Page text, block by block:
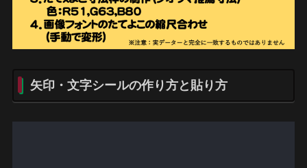
矢印・文字シールの作り方と貼り方